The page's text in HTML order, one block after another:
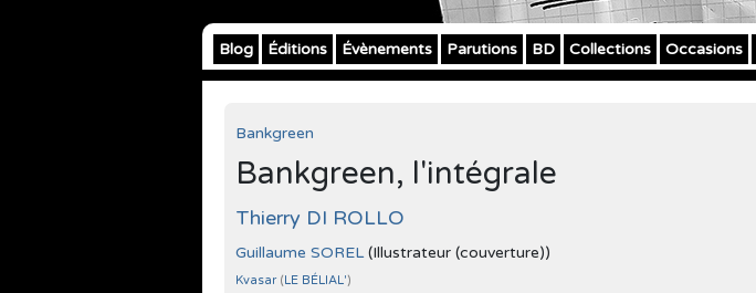
Blog Éditions Évènements Parutions BD Collections Occasions
Bankgreen
Bankgreen, l'intégrale
Thierry DI ROLLO
Guillaume SOREL(Illustrateur (couverture))
Kvasar (LE BÉLIAL')